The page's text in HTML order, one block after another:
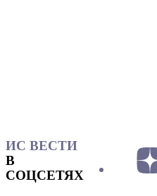
ИС ВЕСТИ
В
СОЦСЕТЯХ